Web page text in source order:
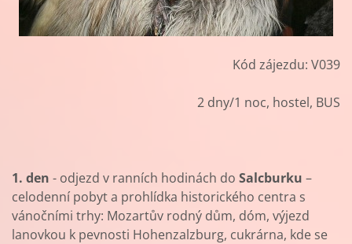
Kód zájezdu: V039
2 dny/1 noc, hostel, BUS
1. den - odjezd v ranních hodinách do Salcburku –
celodenní pobyt a prohlídka historického centra s
vánočními trhy: Mozartův rodný dům, dóm, výjezd
lanovkou k pevnosti Hohenzalzburg, cukrárna, kde se